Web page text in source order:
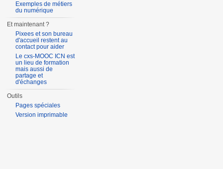
Exemples de métiers
du numérique
Et maintenant ?
Pixees et son bureau
d'accueil restent au
contact pour aider
Le cxs-MOOC ICN est
un lieu de formation
mais aussi de
partage et
d'échanges
Outils
Pages spéciales
Version imprimable